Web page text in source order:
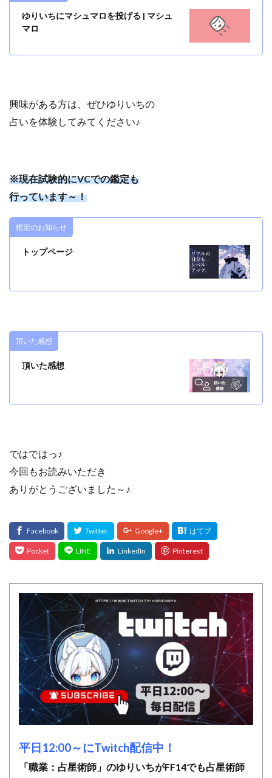
ゆりいちにマシュマロを投げる | マシュ
マロ
興味がある方は、ぜひゆりいちの
占いを体験してみてください♪
※現在試験的にVCでの鑑定も
行っています～！
鑑定のお知らせ
トップページ
頂いた感想
頂いた感想
ではではっ♪
今回もお読みいただき
ありがとうございました～♪
平日12:00～にTwitch配信中！
「職業：占星術師」のゆりいちがFF14でも占星術師